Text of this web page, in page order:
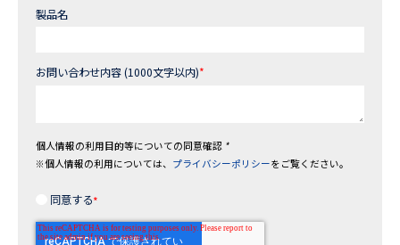
製品名
お問い合わせ内容 (1000文字以内)*
個人情報の利用目的等についての同意確認 *
※個人情報の利用については、 プライバシーポリシーをご覧ください。
同意する*